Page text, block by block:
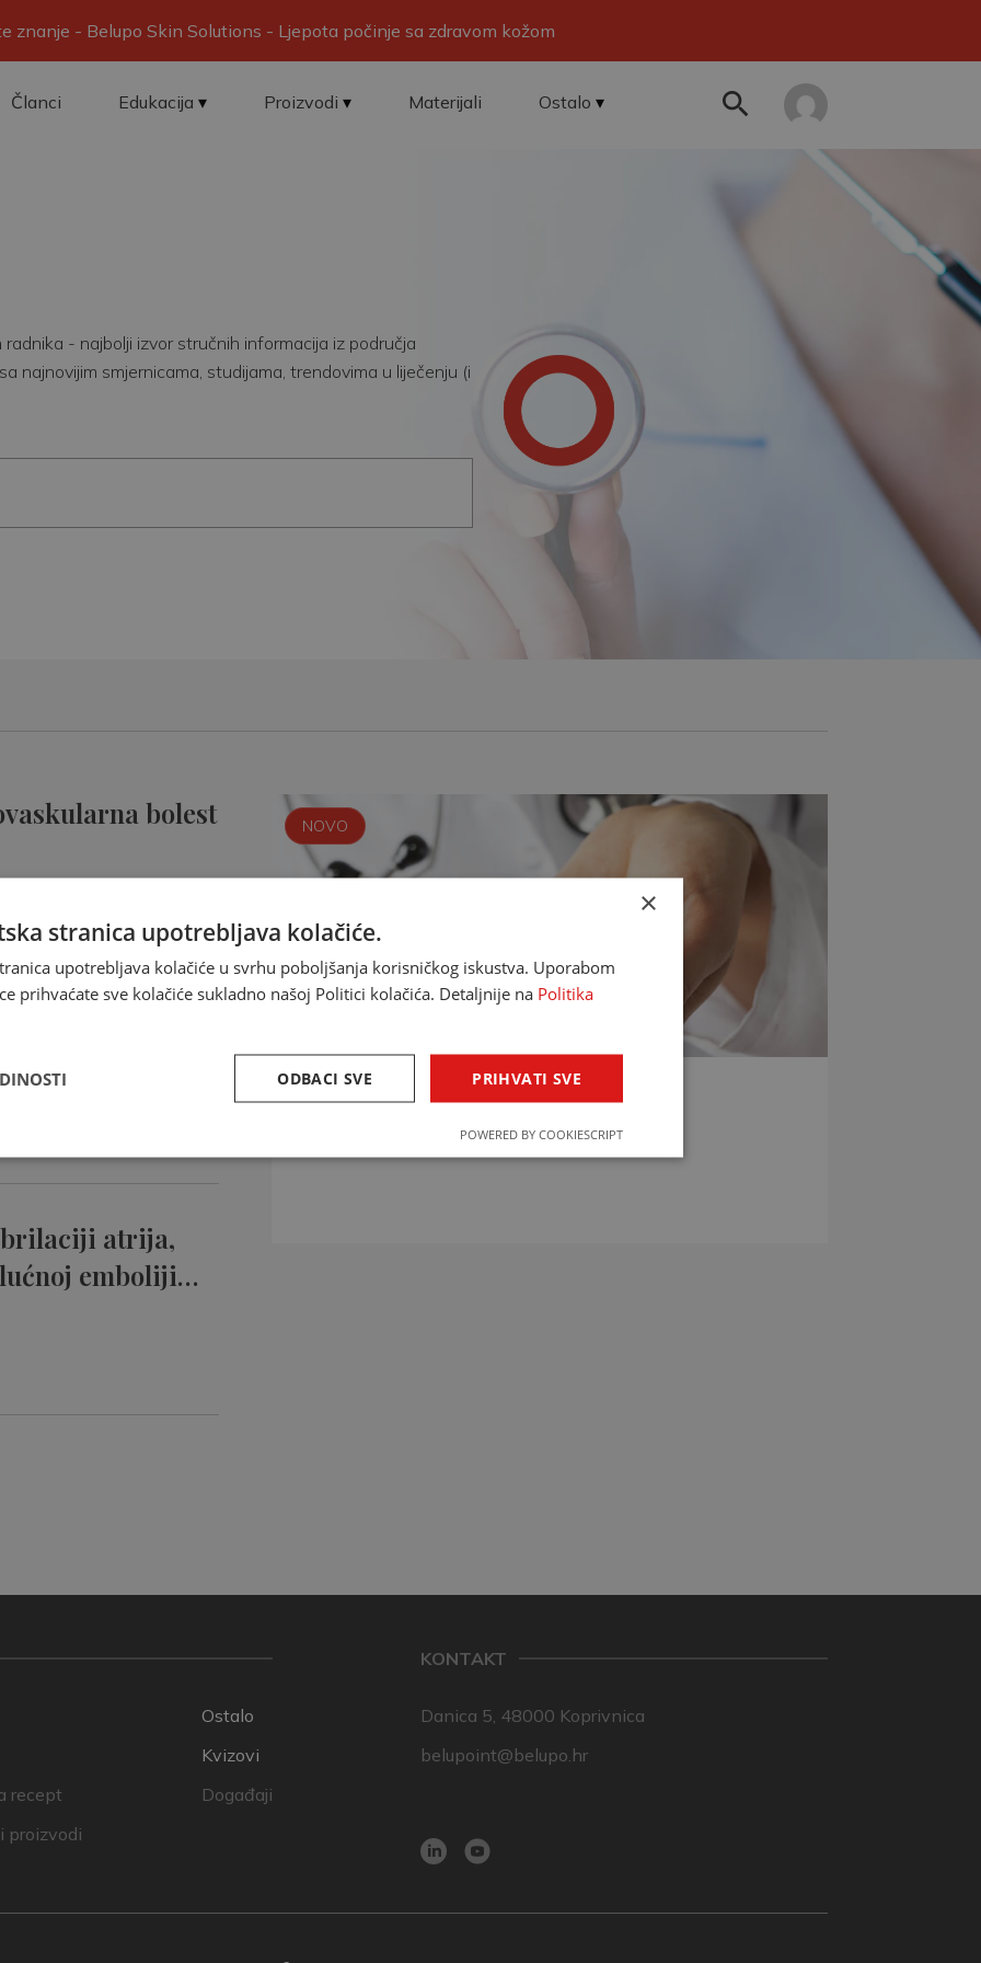
znanje - Belupo Skin Solutions - Ljepota počinje sa zdravom kožom
Članci Edukacija Proizvodi Materijali Ostalo
- najbolji izvor stručnih informacija iz područja
najnovijim smjernicama, studijama, trendovima u liječenju (i
bolest
atrija,
emboliji…
NOVO
INTERAKCIJE LIJEKOVA
Provjerite interakcije lijekova u svega par klikova!
recept
proizvodi
Ostalo
Kvizovi
Događaji
KONTAKT
Danica 5, 48000 Koprivnica
belupoint@belupo.hr
×
stranica upotrebljava kolačiće.
upotrebljava kolačiće u svrhu poboljšanja korisničkog iskustva. Uporabom
prihvaćate sve kolačiće sukladno našoj Politici kolačića. Detaljnije na Politika
PRIHVATI SVE
ODBACI SVE
POWERED BY COOKIESCRIPT